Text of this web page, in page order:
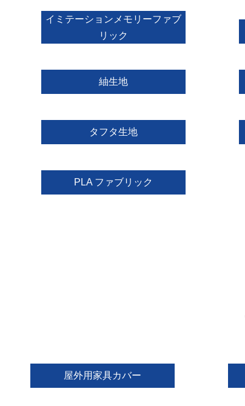
イミテーションメモリーファブ
リック
紬生地
タフタ生地
PLA ファブリック
屋外用家具カバー